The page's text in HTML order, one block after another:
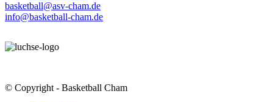
basketball@asv-cham.de
info@basketball-cham.de
© Copyright - Basketball Cham